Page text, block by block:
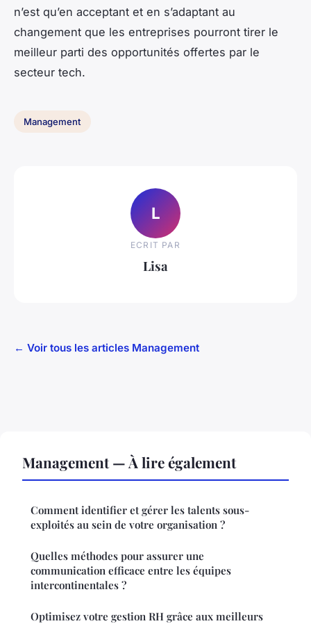
n’est qu’en acceptant et en s’adaptant au
changement que les entreprises pourront tirer le
meilleur parti des opportunités offertes par le
secteur tech.
Management
L
ECRIT PAR
Lisa
← Voir tous les articles Management
Management — À lire également
Comment identifier et gérer les talents sous-
exploités au sein de votre organisation ?
Quelles méthodes pour assurer une
communication efficace entre les équipes
intercontinentales ?
Optimisez votre gestion RH grâce aux meilleurs